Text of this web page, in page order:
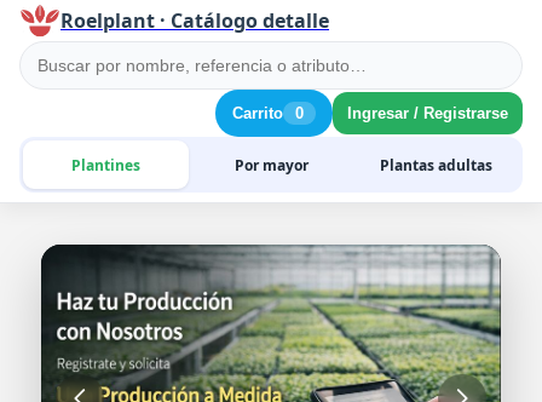
Roelplant · Catálogo detalle
Plantines Por mayor Plantas adultas
Carrito 0 Ingresar / Registrarse